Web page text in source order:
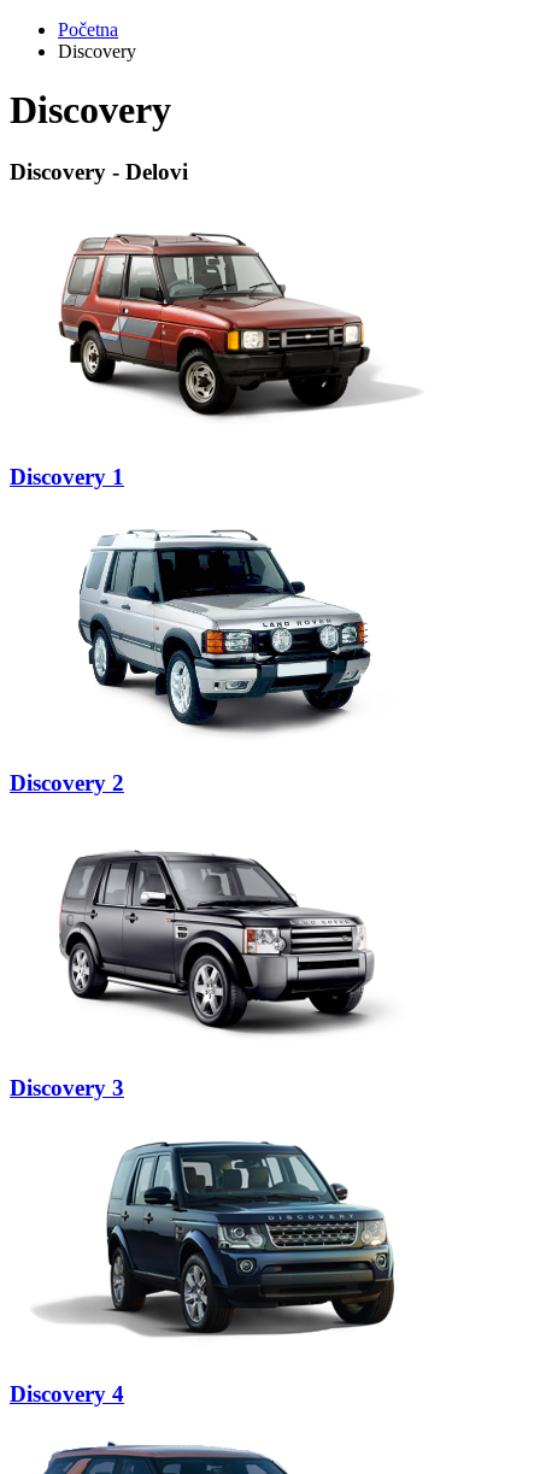
Početna
Discovery
Discovery
Discovery - Delovi
Discovery 1
Discovery 2
Discovery 3
Discovery 4